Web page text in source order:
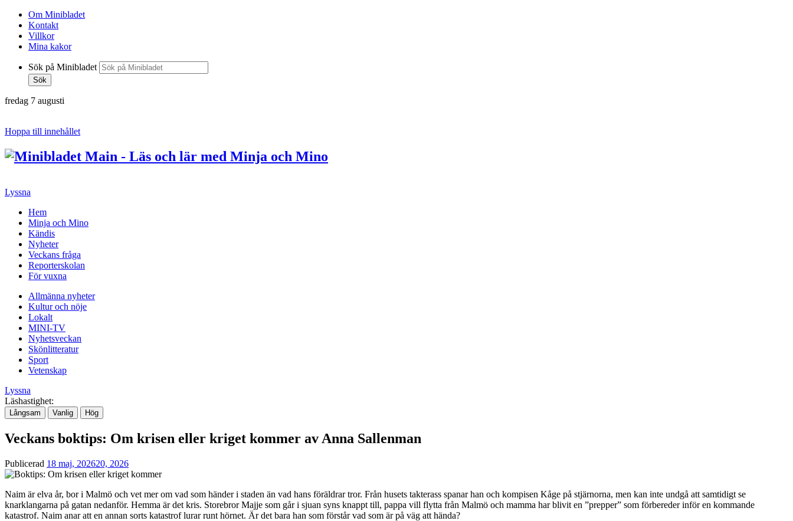
Om Minibladet
Kontakt
Villkor
Mina kakor
Sök på Minibladet
Sök
fredag 7 augusti
Hoppa till innehållet
Lyssna
Hem
Minja och Mino
Kändis
Nyheter
Veckans fråga
Reporterskolan
För vuxna
Allmänna nyheter
Kultur och nöje
Lokalt
MINI-TV
Nyhetsveckan
Skönlitteratur
Sport
Vetenskap
Lyssna
Läshastighet:
Långsam Vanlig Hög
Veckans boktips: Om krisen eller kriget kommer av Anna Sallenman
Publicerad 18 maj, 202620, 2026
Naim är elva år, bor i Malmö och vet mer om vad som händer i staden än vad hans föräldrar tror. Från husets takterass spanar han och kompisen Kåge på stjärnorna, men kan inte undgå att samtidigt se
knarklangarna på gatan nedanför. Hemma är det kris. Storebror Majje som går i sjuan syns knappt till, pappa vill flytta från Malmö och mamma har blivit en ”prepper” som förbereder inför en kommande
katastrof. Naim anar att en annan sorts katastrof lurar runt hörnet. Är det bara han som förstår vad som är på väg att hända?